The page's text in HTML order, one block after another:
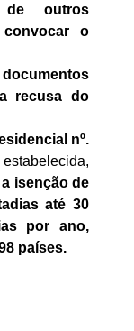
de outros
o
recusa do
nº.
a isenção de
até 30
por ano,
países.